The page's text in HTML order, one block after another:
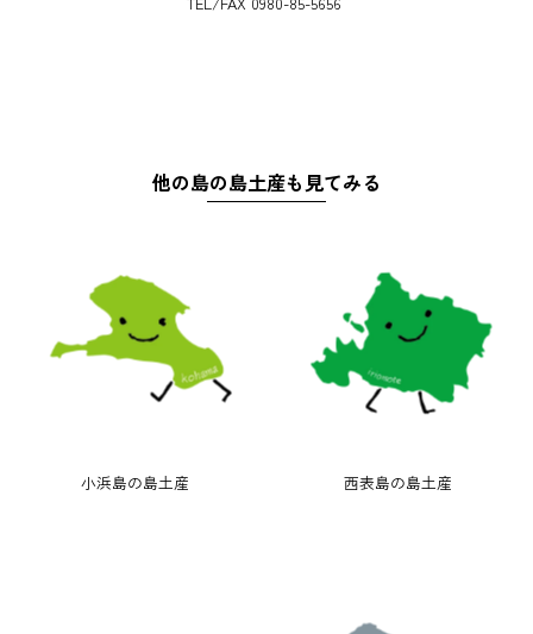
他の島の島土産も見てみる
小浜島の島土産 西表島の島土産